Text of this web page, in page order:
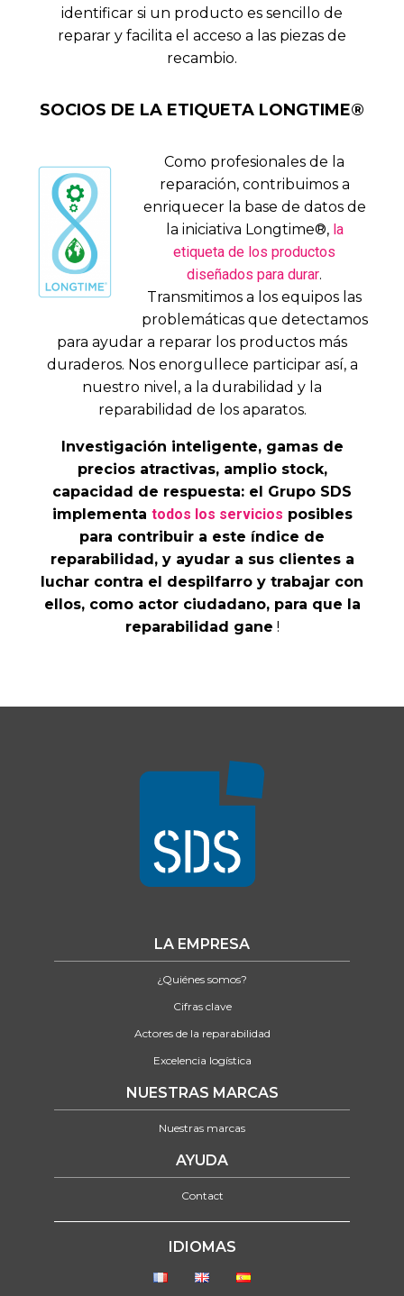
identificar si un producto es sencillo de
reparar y facilita el acceso a las piezas de
recambio.
SOCIOS DE LA ETIQUETA LONGTIME®
Como profesionales de la
reparación, contribuimos a
enriquecer la base de datos de
la iniciativa Longtime®, la
etiqueta de los productos
diseñados para durar.
Transmitimos a los equipos las
problemáticas que detectamos
para ayudar a reparar los productos más
duraderos. Nos enorgullece participar así, a
nuestro nivel, a la durabilidad y la
reparabilidad de los aparatos.
Investigación inteligente, gamas de
precios atractivas, amplio stock,
capacidad de respuesta: el Grupo SDS
implementa todos los servicios posibles
para contribuir a este índice de
reparabilidad, y ayudar a sus clientes a
luchar contra el despilfarro y trabajar con
ellos, como actor ciudadano, para que la
reparabilidad gane !
LA EMPRESA
¿Quiénes somos?
Cifras clave
Actores de la reparabilidad
Excelencia logística
NUESTRAS MARCAS
Nuestras marcas
AYUDA
Contact
IDIOMAS